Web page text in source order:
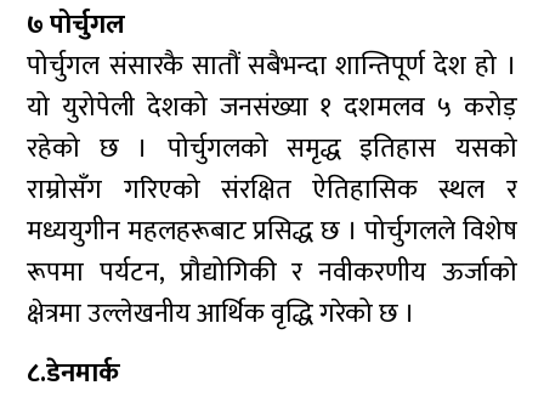
७ पोर्चुगल
पोर्चुगल संसारकै सातौं सबैभन्दा शान्तिपूर्ण देश हो ।
यो युरोपेली देशको जनसंख्या १ दशमलव ५ करोड़
रहेको छ । पोर्चुगलको समृद्ध इतिहास यसको
राम्रोसँग गरिएको संरक्षित ऐतिहासिक स्थल र
मध्ययुगीन महलहरूबाट प्रसिद्ध छ । पोर्चुगलले विशेष
रूपमा पर्यटन, प्रौद्योगिकी र नवीकरणीय ऊर्जाको
क्षेत्रमा उल्लेखनीय आर्थिक वृद्धि गरेको छ ।
८.डेनमार्क